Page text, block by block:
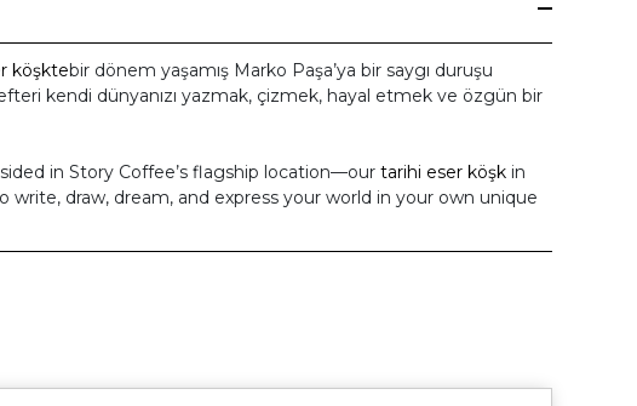
köşktebir dönem yaşamış Marko Paşa’ya bir saygı duruşu
kendi dünyanızı yazmak, çizmek, hayal etmek ve özgün bir
in Story Coffee’s flagship location—our tarihi eser köşk in
draw, dream, and express your world in your own unique